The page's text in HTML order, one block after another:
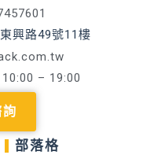
興路49號11樓
– 19:00
部落格